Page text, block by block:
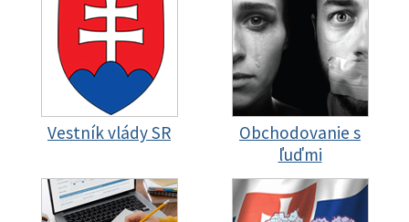
Vestník vlády SR
Obchodovanie s
ľuďmi